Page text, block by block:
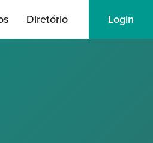
Diretório Login